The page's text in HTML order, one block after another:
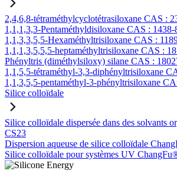
2,4,6,8-tétraméthylcyclotétrasiloxane CAS :
1,1,1,3,3-Pentaméthyldisiloxane CAS : 1438-
1,1,3,3,5,5-Hexaméthyltrisiloxane CAS :
1,1,1,3,5,5,5-heptaméthyltrisiloxane CAS :
Phényltris (diméthylsiloxy) silane CAS :
1,1,5,5-tétraméthyl-3,3-diphényltrisiloxane
1,1,3,5,5-pentaméthyl-3-phényltrisiloxane
Silice colloïdale
Silice colloïdale dispersée dans des solvants
CS23
Dispersion aqueuse de silice colloïdale
Silice colloïdale pour systèmes UV